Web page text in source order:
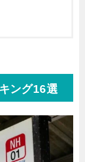
ング16選